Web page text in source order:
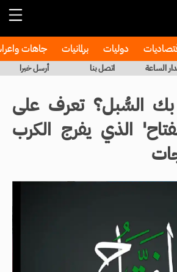
دوليات برلمانيات جاهات
الساعة اتصل بنا أرسل خبرا
السُّبل؟ تعرف على
الذي يفرج الكرب